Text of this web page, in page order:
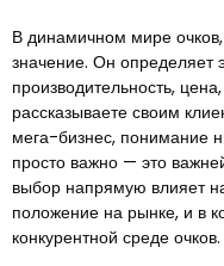
В динамичном мире
значение. Он определяет
производительность,
рассказываете своим
мега-бизнес, понимание
просто важно — это
выбор напрямую влияет
положение на рынке, и в
конкурентной среде очков.